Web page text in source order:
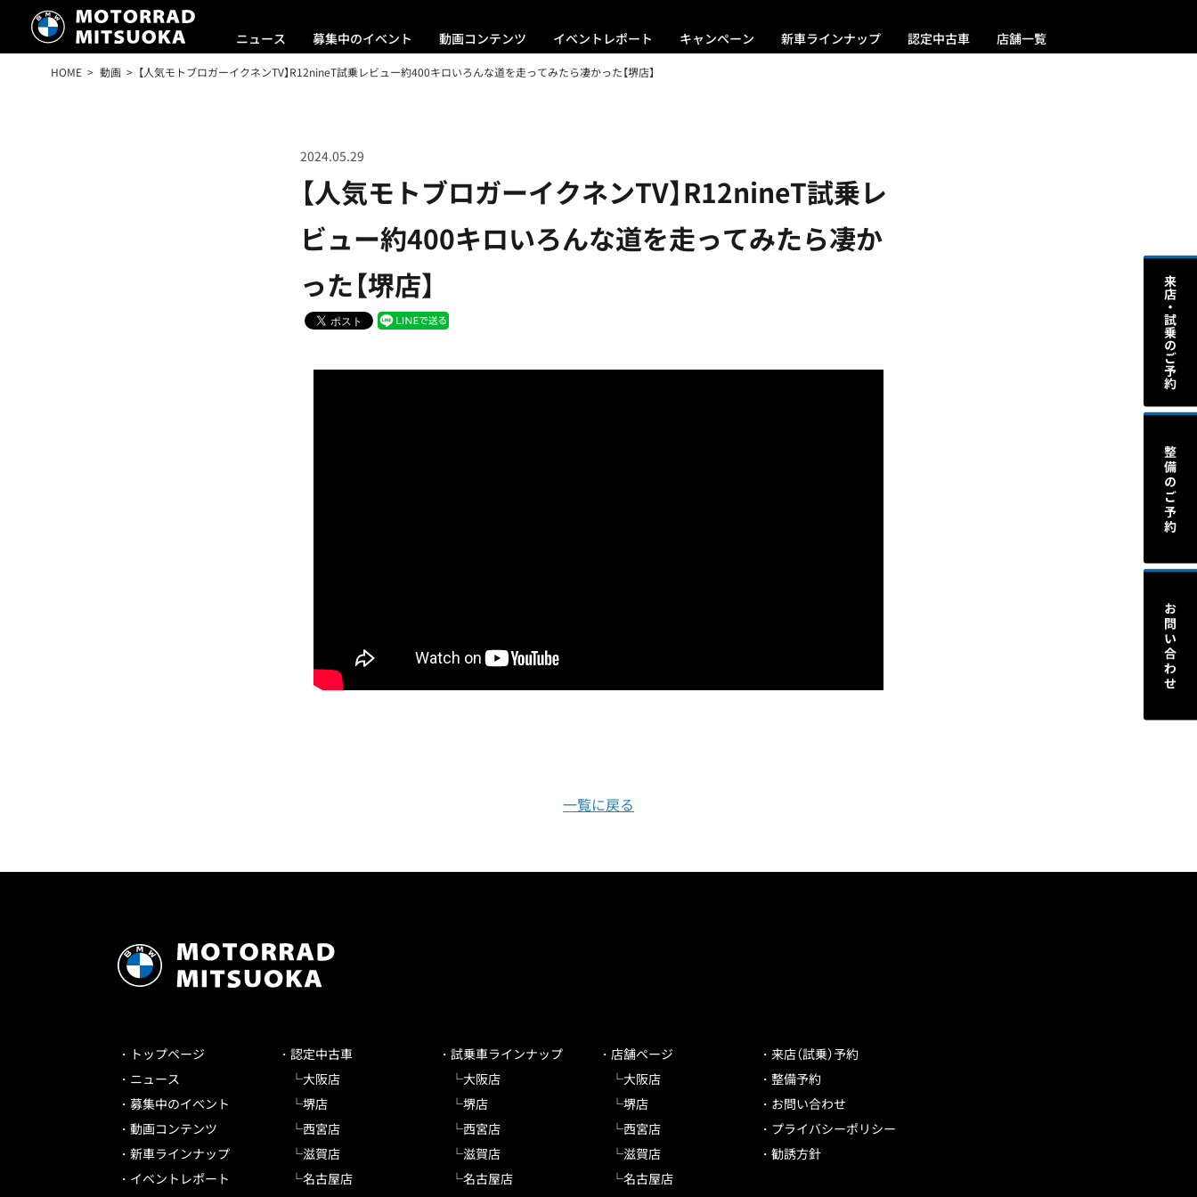
ニュース 募集中のイベント 動画コンテンツ イベントレポート キャンペーン 新車ラインナップ 認定中古車 店舗一覧
HOME 動画 【人気モトブロガーイクネンTV】R12nineT試乗レビュー約400キロいろんな道を走ってみたら凄かった【堺店】
【人気モトブロガーイクネンTV】R12nineT試乗レ
ビュー約400キロいろんな道を走ってみたら凄か
った【堺店】
2024.05.29
一覧に戻る
トップページ
ニュース
募集中のイベント
動画コンテンツ
新車ラインナップ
イベントレポート
認定中古車
大阪店
堺店
西宮店
滋賀店
名古屋店
試乗車ラインナップ
大阪店
堺店
西宮店
滋賀店
名古屋店
店舗ページ
大阪店
堺店
西宮店
滋賀店
名古屋店
来店（試乗）予約
整備予約
お問い合わせ
プライバシーポリシー
勧誘方針